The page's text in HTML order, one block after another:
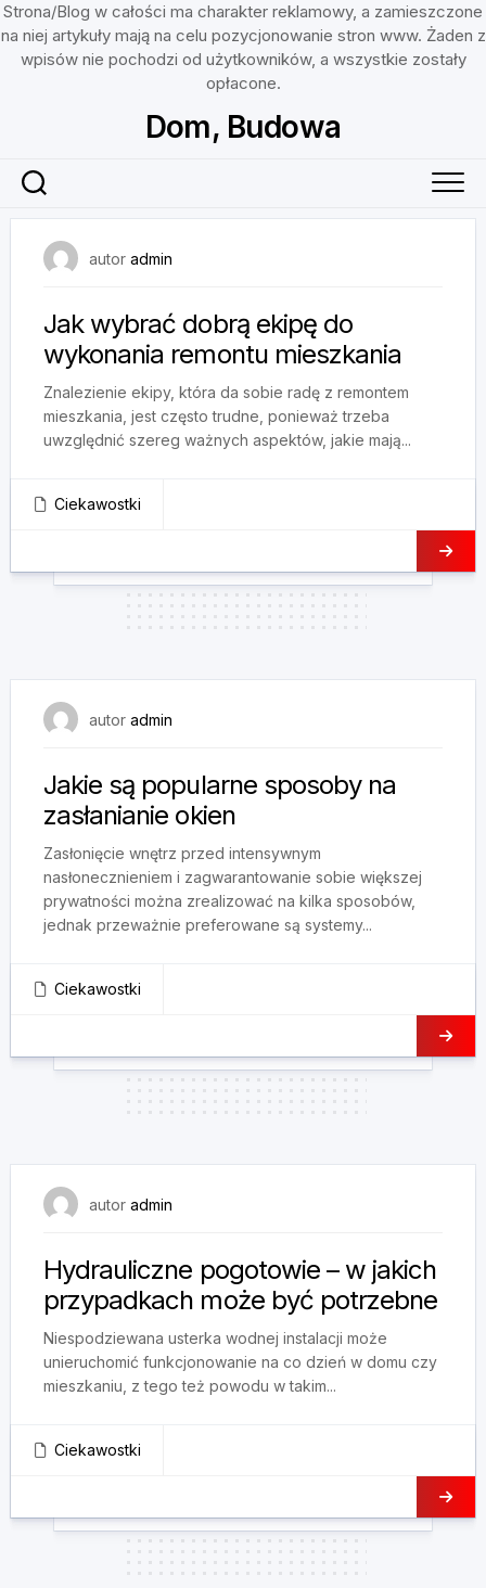
Strona/Blog w całości ma charakter reklamowy, a zamieszczone
na niej artykuły mają na celu pozycjonowanie stron www. Żaden z
wpisów nie pochodzi od użytkowników, a wszystkie zostały
opłacone.
Dom, Budowa
autor admin
Jak wybrać dobrą ekipę do
wykonania remontu mieszkania
Znalezienie ekipy, która da sobie radę z remontem
mieszkania, jest często trudne, ponieważ trzeba
uwzględnić szereg ważnych aspektów, jakie mają...
Ciekawostki
autor admin
Jakie są popularne sposoby na
zasłanianie okien
Zasłonięcie wnętrz przed intensywnym
nasłonecznieniem i zagwarantowanie sobie większej
prywatności można zrealizować na kilka sposobów,
jednak przeważnie preferowane są systemy...
Ciekawostki
autor admin
Hydrauliczne pogotowie – w jakich
przypadkach może być potrzebne
Niespodziewana usterka wodnej instalacji może
unieruchomić funkcjonowanie na co dzień w domu czy
mieszkaniu, z tego też powodu w takim...
Ciekawostki